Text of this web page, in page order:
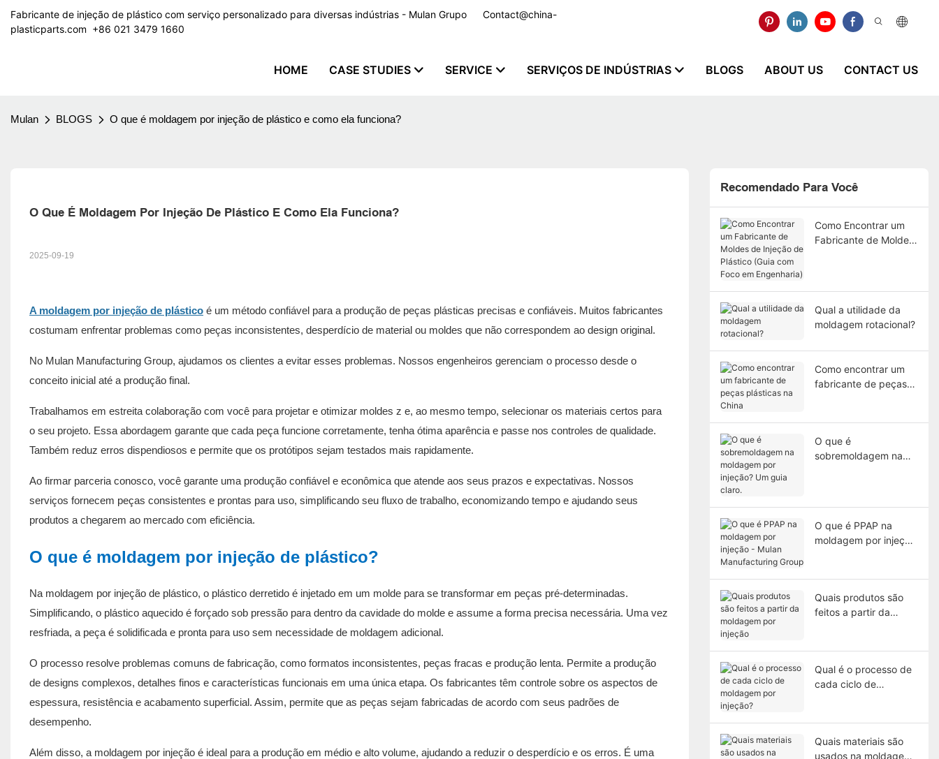
Fabricante de injeção de plástico com serviço personalizado para diversas indústrias - Mulan Grupo
Contact@china-
plasticparts.com ​​​​​​​ +86 021 3479 1660
HOME CASE STUDIES SERVICE SERVIÇOS DE INDÚSTRIAS BLOGS ABOUT US CONTACT US
Mulan BLOGS O que é moldagem por injeção de plástico e como ela funciona?
O Que É Moldagem Por Injeção De Plástico E Como Ela Funciona?
2025-09-19
A moldagem por injeção de plásticoé um método confiável para a produção de peças plásticas precisas e confiáveis. Muitos fabricantes
costumam enfrentar problemas como peças inconsistentes, desperdício de material ou moldes que não correspondem ao design original.
No Mulan Manufacturing Group, ajudamos os clientes a evitar esses problemas. Nossos engenheiros gerenciam o processo desde o
conceito inicial até a produção final.
Trabalhamos em estreita colaboração com você para projetar e otimizarmoldes z e, ao mesmo tempo, selecionar os materiais certos para
o seu projeto. Essa abordagem garante que cada peça funcione corretamente, tenha ótima aparência e passe nos controles de qualidade.
Também reduz erros dispendiosos e permite que os protótipos sejam testados mais rapidamente.
Ao firmar parceria conosco, você garante uma produção confiável e econômica que atende aos seus prazos e expectativas. Nossos
serviços fornecem peças consistentes e prontas para uso, simplificando seu fluxo de trabalho, economizando tempo e ajudando seus
produtos a chegarem ao mercado com eficiência.
O que é moldagem por injeção de plástico?
Na moldagem por injeção de plástico, o plástico derretido é injetado em um molde para se transformar em peças pré-determinadas.
Simplificando, o plástico aquecido é forçado sob pressão para dentro da cavidade do molde e assume a forma precisa necessária. Uma vez
resfriada, a peça é solidificada e pronta para uso sem necessidade de moldagem adicional.
O processo resolve problemas comuns de fabricação, como formatos inconsistentes, peças fracas e produção lenta. Permite a produção
de designs complexos, detalhes finos e características funcionais em uma única etapa. Os fabricantes têm controle sobre os aspectos de
espessura, resistência e acabamento superficial. Assim, permite que as peças sejam fabricadas de acordo com seus padrões de
desempenho.
Além disso, a moldagem por injeção é ideal para a produção em médio e alto volume, ajudando a reduzir o desperdício e os erros. É uma
Recomendado Para Você
Como Encontrar um
Fabricante de Moldes
Qual a utilidade da
moldagem rotacional?
Como encontrar um
fabricante de peças
O que é
sobremoldagem na
O que é PPAP na
moldagem por injeção
Quais produtos são
feitos a partir da
Qual é o processo de
cada ciclo de
Quais materiais são
usados ​​na moldagem